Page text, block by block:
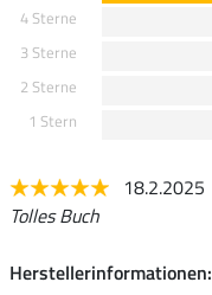
4 Sterne
3 Sterne
2 Sterne
1 Stern
18.2.2025
Tolles Buch
Herstellerinformationen: